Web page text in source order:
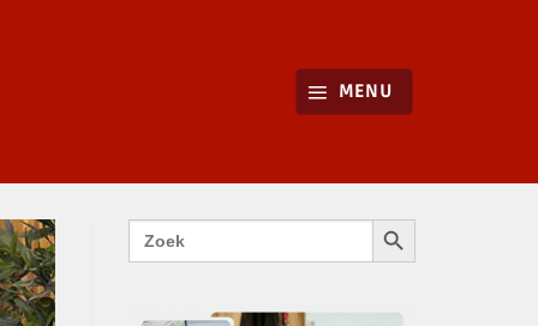
MENU
Zoek
naar:
ZOEKKNOP